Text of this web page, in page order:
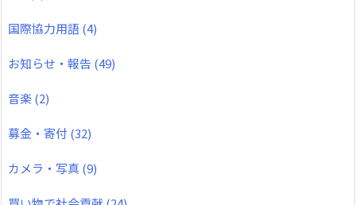
国際協力用語(4)
お知らせ・報告 (49)
音楽(2)
募金・寄付 (32)
カメラ・写真(9)